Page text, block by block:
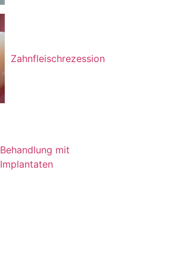
Zahnfleischrezession
Behandlung mit
Implantaten